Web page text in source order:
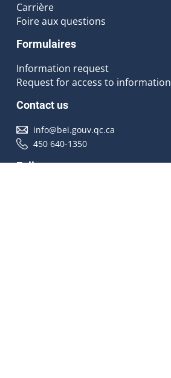
Carrière
Foire aux questions
Formulaires
Information request
Request for access to information
Contact us
info@bei.gouv.qc.ca
450 640-1350
Follow us